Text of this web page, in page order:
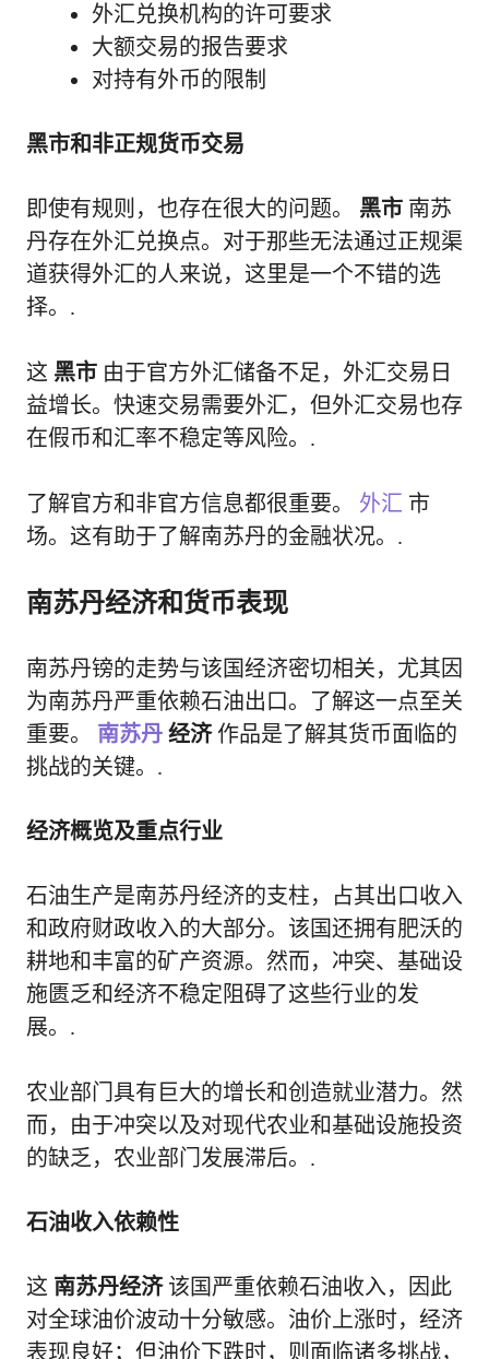
外汇兑换机构的许可要求
大额交易的报告要求
对持有外币的限制
黑市和非正规货币交易
即使有规则，也存在很大的问题。 黑市 南苏
丹存在外汇兑换点。对于那些无法通过正规渠
道获得外汇的人来说，这里是一个不错的选
择。.
这 黑市 由于官方外汇储备不足，外汇交易日
益增长。快速交易需要外汇，但外汇交易也存
在假币和汇率不稳定等风险。.
了解官方和非官方信息都很重要。 外汇
市
场。这有助于了解南苏丹的金融状况。.
南苏丹经济和货币表现
南苏丹镑的走势与该国经济密切相关，尤其因
为南苏丹严重依赖石油出口。了解这一点至关
重要。 南苏丹 经济作品是了解其货币面临的
挑战的关键。.
经济概览及重点行业
石油生产是南苏丹经济的支柱，占其出口收入
和政府财政收入的大部分。该国还拥有肥沃的
耕地和丰富的矿产资源。然而，冲突、基础设
施匮乏和经济不稳定阻碍了这些行业的发
展。.
农业部门具有巨大的增长和创造就业潜力。然
而，由于冲突以及对现代农业和基础设施投资
的缺乏，农业部门发展滞后。.
石油收入依赖性
这 南苏丹经济该国严重依赖石油收入，因此
对全球油价波动十分敏感。油价上涨时，经济
表现良好；但油价下跌时，则面临诸多挑战，